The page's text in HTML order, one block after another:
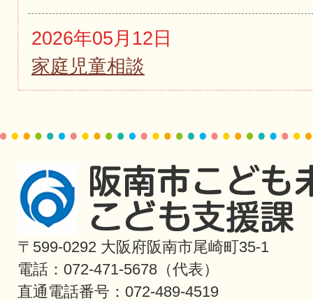
2026年05月12日
家庭児童相談
〒599-0292 大阪府阪南市尾崎町35-1
電話：072-471-5678（代表）
直通電話番号：072-489-4519